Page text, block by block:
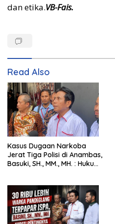
dan etika.VB-Fais.
Read Also
Kasus Dugaan Narkoba
Jerat Tiga Polisi di Anambas,
Basuki, SH., MM., MH. : Hukum